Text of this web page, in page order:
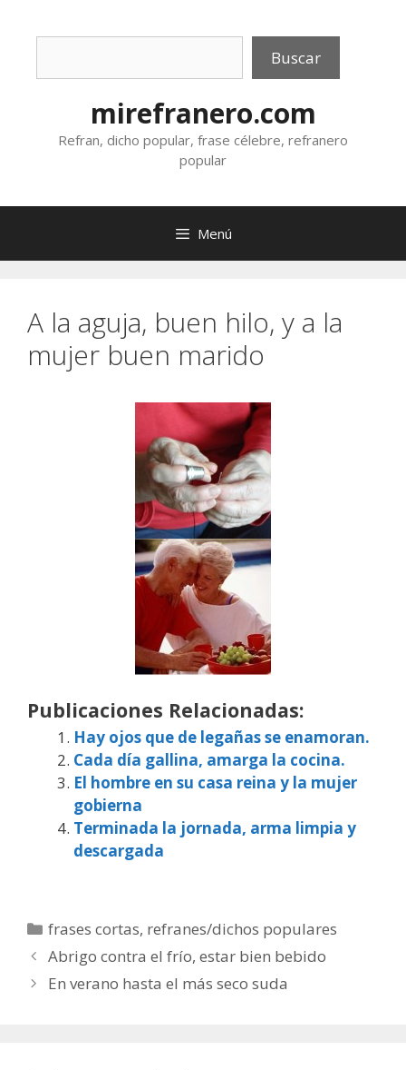
Buscar
mirefranero.com
Refran, dicho popular, frase célebre, refranero
popular
Menú
A la aguja, buen hilo, y a la
mujer buen marido
Publicaciones Relacionadas:
Hay ojos que de legañas se enamoran.
Cada día gallina, amarga la cocina.
El hombre en su casa reina y la mujer
gobierna
Terminada la jornada, arma limpia y
descargada
Categorías
frases cortas, refranes/dichos populares
Abrigo contra el frío, estar bien bebido
En verano hasta el más seco suda